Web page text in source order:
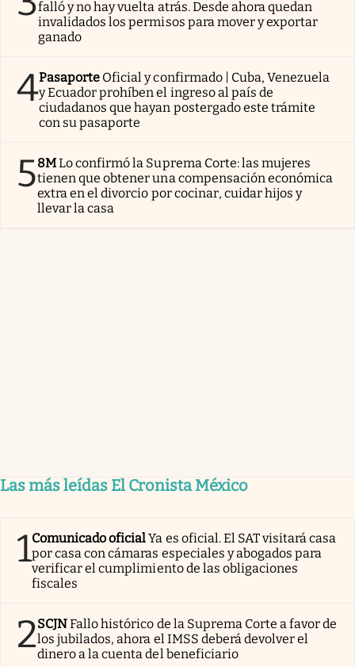
falló y no hay vuelta atrás. Desde ahora quedan
invalidados los permisos para mover y exportar
ganado
4Pasaporte Oficial y confirmado | Cuba, Venezuela
y Ecuador prohíben el ingreso al país de
ciudadanos que hayan postergado este trámite
con su pasaporte
58MLo confirmó la Suprema Corte: las mujeres
tienen que obtener una compensación económica
extra en el divorcio por cocinar, cuidar hijos y
llevar la casa
Las más leídas El Cronista México
1Comunicado oficialYa es oficial. El SAT visitará casa
por casa con cámaras especiales y abogados para
verificar el cumplimiento de las obligaciones
fiscales
2SCJNFallo histórico de la Suprema Corte a favor de
los jubilados, ahora el IMSS deberá devolver el
dinero a la cuenta del beneficiario